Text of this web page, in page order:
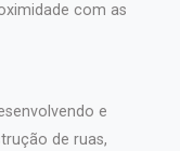
com as
e
de ruas,